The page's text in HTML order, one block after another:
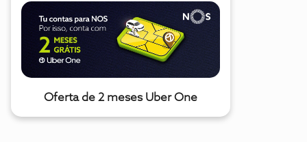
Oferta de 2 meses Uber One